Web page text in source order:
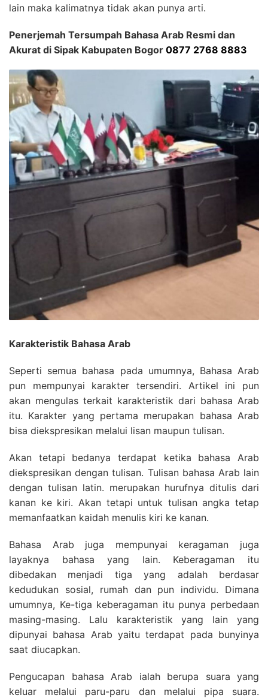
lain maka kalimatnya tidak akan punya arti.
Penerjemah Tersumpah Bahasa Arab Resmi dan
Akurat di Sipak Kabupaten Bogor 0877 2768 8883
Karakteristik Bahasa Arab
Seperti semua bahasa pada umumnya, Bahasa Arab
pun mempunyai karakter tersendiri. Artikel ini pun
akan mengulas terkait karakteristik dari bahasa Arab
itu. Karakter yang pertama merupakan bahasa Arab
bisa diekspresikan melalui lisan maupun tulisan.
Akan tetapi bedanya terdapat ketika bahasa Arab
diekspresikan dengan tulisan. Tulisan bahasa Arab lain
dengan tulisan latin. merupakan hurufnya ditulis dari
kanan ke kiri. Akan tetapi untuk tulisan angka tetap
memanfaatkan kaidah menulis kiri ke kanan.
Bahasa Arab juga mempunyai keragaman juga
layaknya bahasa yang lain. Keberagaman itu
dibedakan menjadi tiga yang adalah berdasar
kedudukan sosial, rumah dan pun individu. Dimana
umumnya, Ke-tiga keberagaman itu punya perbedaan
masing-masing. Lalu karakteristik yang lain yang
dipunyai bahasa Arab yaitu terdapat pada bunyinya
saat diucapkan.
Pengucapan bahasa Arab ialah berupa suara yang
keluar melalui paru-paru dan melalui pipa suara.